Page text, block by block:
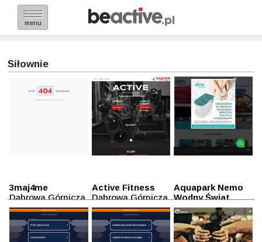
menu
Siłownie
3maj4me
Dąbrowa Górnicza
Active Fitness
Dąbrowa Górnicza
Aquapark Nemo
Wodny Świat
Dąbrowa
Górnicza
Dąbrowa Górnicza